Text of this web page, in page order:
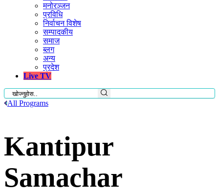
मनोरञ्जन
प्रविधि
निर्वाचन विशेष
सम्पादकीय
समाज
ब्लग
अन्य
प्रदेश
Live TV
All Programs
Kantipur
Samachar